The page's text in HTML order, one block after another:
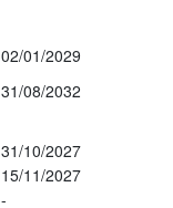
02/01/2029
31/08/2032
31/10/2027
15/11/2027
-